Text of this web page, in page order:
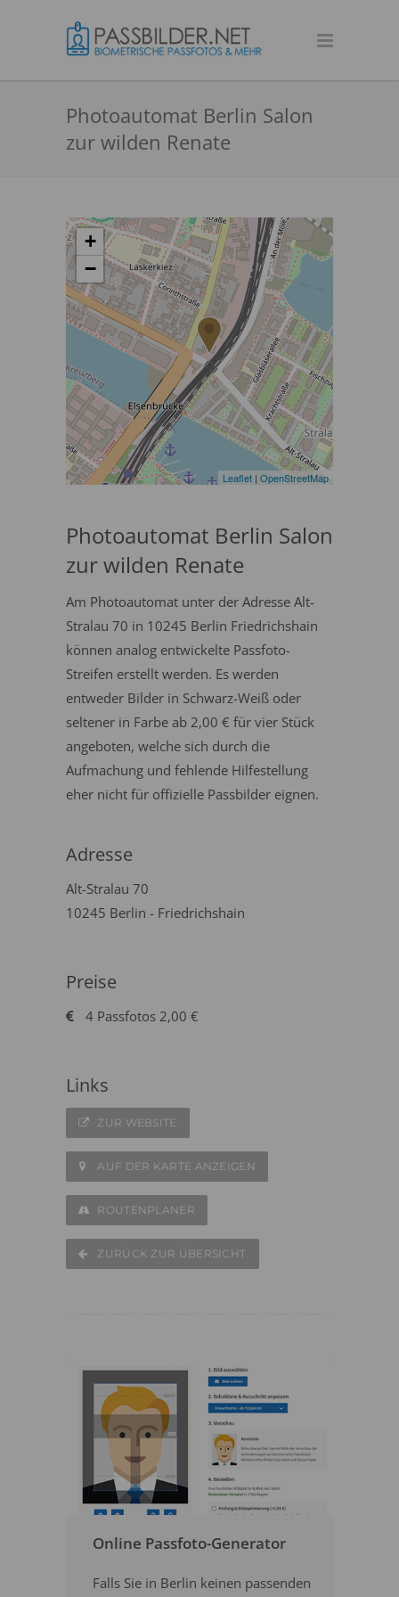
Photoautomat Berlin Salon
zur wilden Renate
+
−
Leaflet | OpenStreetMap
Photoautomat Berlin Salon
zur wilden Renate
Am Photoautomat unter der Adresse Alt-
Stralau 70 in 10245 Berlin Friedrichshain
können analog entwickelte Passfoto-
Streifen erstellt werden. Es werden
entweder Bilder in Schwarz-Weiß oder
seltener in Farbe ab 2,00 € für vier Stück
angeboten, welche sich durch die
Aufmachung und fehlende Hilfestellung
eher nicht für offizielle Passbilder eignen.
Adresse
Alt-Stralau 70
10245 Berlin - Friedrichshain
Preise
4 Passfotos 2,00 €
Links
ZUR WEBSITE
AUF DER KARTE ANZEIGEN
ROUTENPLANER
ZURÜCK ZUR ÜBERSICHT
Online Passfoto-Generator
Falls Sie in Berlin keinen passenden